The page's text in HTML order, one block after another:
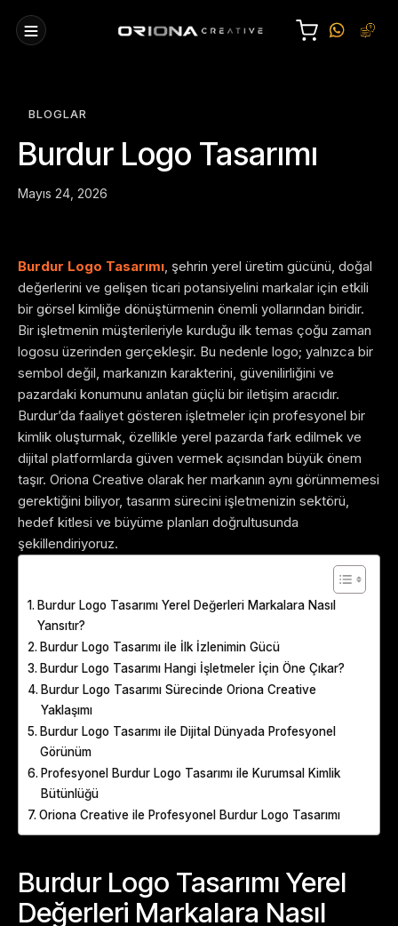
BLOGLAR
Burdur Logo Tasarımı
Mayıs 24, 2026
Burdur Logo Tasarımı, şehrin yerel üretim gücünü, doğal
değerlerini ve gelişen ticari potansiyelini markalar için etkili
bir görsel kimliğe dönüştürmenin önemli yollarından biridir.
Bir işletmenin müşterileriyle kurduğu ilk temas çoğu zaman
logosu üzerinden gerçekleşir. Bu nedenle logo; yalnızca bir
sembol değil, markanızın karakterini, güvenilirliğini ve
pazardaki konumunu anlatan güçlü bir iletişim aracıdır.
Burdur’da faaliyet gösteren işletmeler için profesyonel bir
kimlik oluşturmak, özellikle yerel pazarda fark edilmek ve
dijital platformlarda güven vermek açısından büyük önem
taşır. Oriona Creative olarak her markanın aynı görünmemesi
gerektiğini biliyor, tasarım sürecini işletmenizin sektörü,
hedef kitlesi ve büyüme planları doğrultusunda
şekillendiriyoruz.
Burdur Logo Tasarımı Yerel Değerleri Markalara Nasıl
Yansıtır?
Burdur Logo Tasarımı ile İlk İzlenimin Gücü
Burdur Logo Tasarımı Hangi İşletmeler İçin Öne Çıkar?
Burdur Logo Tasarımı Sürecinde Oriona Creative
Yaklaşımı
Burdur Logo Tasarımı ile Dijital Dünyada Profesyonel
Görünüm
Profesyonel Burdur Logo Tasarımı ile Kurumsal Kimlik
Bütünlüğü
Oriona Creative ile Profesyonel Burdur Logo Tasarımı
Burdur Logo Tasarımı Yerel
Değerleri Markalara Nasıl